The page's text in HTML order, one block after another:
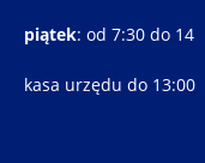
piątek: od 7:30 do 14
kasa urzędu do 13:00